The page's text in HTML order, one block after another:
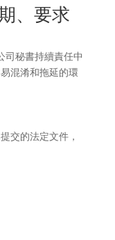
、要求
司秘書持續責任中
混淆和拖延的環
交的法定文件，